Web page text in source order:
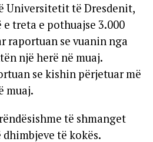
Universitetit të Dresdenit,
e treta e pothuajse 3.000
raportuan se vuanin nga
një herë në muaj.
se kishin përjetuar më
muaj.
të shmanget
të kokës.